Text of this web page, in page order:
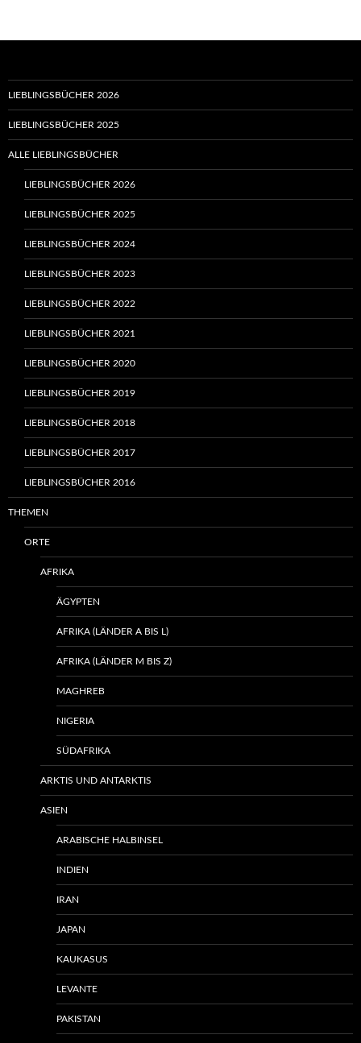
LIEBLINGSBÜCHER 2026
LIEBLINGSBÜCHER 2025
ALLE LIEBLINGSBÜCHER
LIEBLINGSBÜCHER 2026
LIEBLINGSBÜCHER 2025
LIEBLINGSBÜCHER 2024
LIEBLINGSBÜCHER 2023
LIEBLINGSBÜCHER 2022
LIEBLINGSBÜCHER 2021
LIEBLINGSBÜCHER 2020
LIEBLINGSBÜCHER 2019
LIEBLINGSBÜCHER 2018
LIEBLINGSBÜCHER 2017
LIEBLINGSBÜCHER 2016
THEMEN
ORTE
AFRIKA
ÄGYPTEN
AFRIKA (LÄNDER A BIS L)
AFRIKA (LÄNDER M BIS Z)
MAGHREB
NIGERIA
SÜDAFRIKA
ARKTIS UND ANTARKTIS
ASIEN
ARABISCHE HALBINSEL
INDIEN
IRAN
JAPAN
KAUKASUS
LEVANTE
PAKISTAN